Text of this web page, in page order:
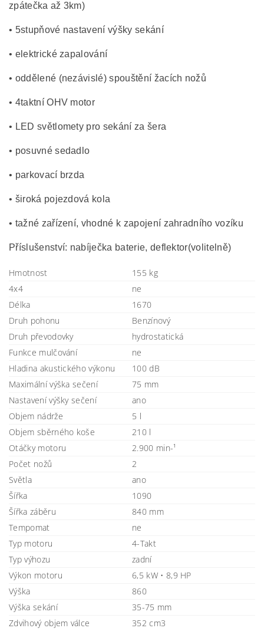
zpátečka až 3km)
• 5stupňové nastavení výšky sekání
• elektrické zapalování
• oddělené (nezávislé) spouštění žacích nožů
• 4taktní OHV motor
• LED světlomety pro sekání za šera
• posuvné sedadlo
• parkovací brzda
• široká pojezdová kola
• tažné zařízení, vhodné k zapojení zahradního vozíku
Příslušenství: nabíječka baterie, deflektor(volitelně)
Hmotnost
155 kg
4x4
ne
Délka
1670
Druh pohonu
Benzínový
Druh převodovky
hydrostatická
Funkce mulčování
ne
Hladina akustického výkonu
100 dB
Maximální výška sečení
75 mm
Nastavení výšky sečení
ano
Objem nádrže
5 l
Objem sběrného koše
210 l
Otáčky motoru
2.900 min-¹
Počet nožů
2
Světla
ano
Šířka
1090
Šířka záběru
840 mm
Tempomat
ne
Typ motoru
4-Takt
Typ výhozu
zadní
Výkon motoru
6,5 kW • 8,9 HP
Výška
860
Výška sekání
35-75 mm
Zdvihový objem válce
352 cm3